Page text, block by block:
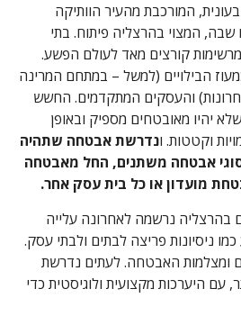
המורכבת מהעיר הוותיקה
המצוי בהרצליה פיתוח. בתי
קורצים מאד לעולם הפשע.
הבילויים (למשל – במתחם המרינה
והעסקים המתקדמים. החשש
יהיו מאובטחים מספיק ובאופן
וקטטות. ונדרשת אבטחה שתהיה
אבטחה משתנים, החל מאבטחה
מועדון או כל בית עסק אחר.
בהרצליה נרשמה לאחרונה עלייה
ניסיונות פריצה לבתים ולבתי עסק.
ומצלמות האבטחה. לעתים נדרשת
עם היערכות מקצועית ולוגיסטית כדי